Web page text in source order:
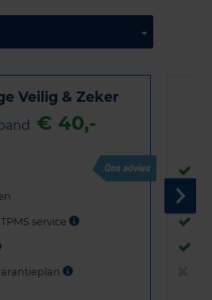
Veilig & Zeker
€ 40,-
service